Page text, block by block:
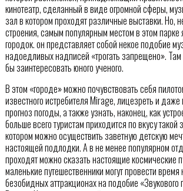
кинотеатр, сделанный в виде огромной сферы,
зал в котором проходят различные выставки. Но,
строения, самым популярным местом в этом парке
городок. он представляет собой некое подобие
надоедливых надписей «трогать запрещено». Там
бы заинтересовать юного ученого.
В этом «городе» можно почувствовать себя
известного истребителя Mirage, лицезреть и даже
прогноз погоды, а также узнать, наконец, как
больше всего туристам приходится по вкусу такой
котором можно осуществить заветную детскую
настоящей подлодки. А в не менее популярном
проходят можно сказать настоящие космические
маленькие путешественники могут провести время
безобидных аттракционах на подобие